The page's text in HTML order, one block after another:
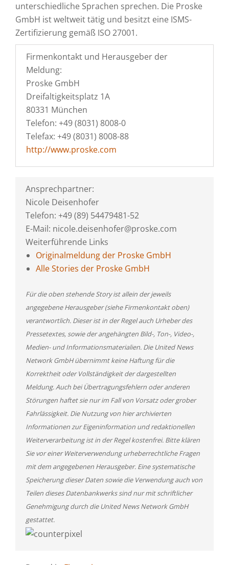
unterschiedliche Sprachen sprechen. Die Proske
GmbH ist weltweit tätig und besitzt eine ISMS-
Zertifizierung gemäß ISO 27001.
Firmenkontakt und Herausgeber der
Meldung:
Proske GmbH
Dreifaltigkeitsplatz 1A
80331 München
Telefon: +49 (8031) 8008-0
Telefax: +49 (8031) 8008-88
http://www.proske.com
Ansprechpartner:
Nicole Deisenhofer
Telefon: +49 (89) 54479481-52
E-Mail: nicole.deisenhofer@proske.com
Weiterführende Links
Originalmeldung der Proske GmbH
Alle Stories der Proske GmbH
Für die oben stehende Story ist allein der jeweils
angegebene Herausgeber (siehe Firmenkontakt oben)
verantwortlich. Dieser ist in der Regel auch Urheber des
Pressetextes, sowie der angehängten Bild-, Ton-, Video-,
Medien- und Informationsmaterialien. Die United News
Network GmbH übernimmt keine Haftung für die
Korrektheit oder Vollständigkeit der dargestellten
Meldung. Auch bei Übertragungsfehlern oder anderen
Störungen haftet sie nur im Fall von Vorsatz oder grober
Fahrlässigkeit. Die Nutzung von hier archivierten
Informationen zur Eigeninformation und redaktionellen
Weiterverarbeitung ist in der Regel kostenfrei. Bitte klären
Sie vor einer Weiterverwendung urheberrechtliche Fragen
mit dem angegebenen Herausgeber. Eine systematische
Speicherung dieser Daten sowie die Verwendung auch von
Teilen dieses Datenbankwerks sind nur mit schriftlicher
Genehmigung durch die United News Network GmbH
gestattet.